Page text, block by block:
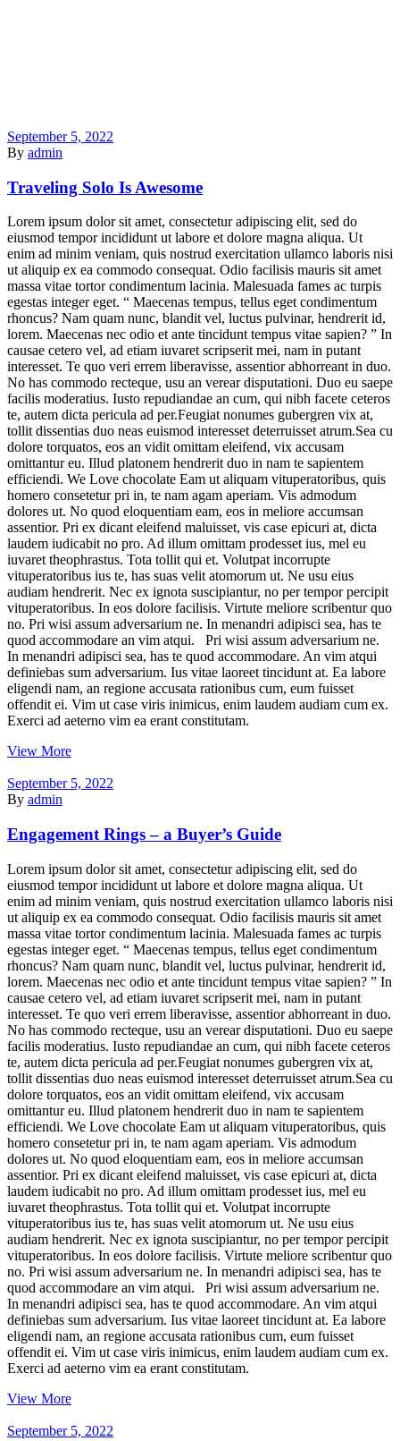
September 5, 2022
By admin
Traveling Solo Is Awesome
Lorem ipsum dolor sit amet, consectetur adipiscing elit, sed do
eiusmod tempor incididunt ut labore et dolore magna aliqua. Ut
enim ad minim veniam, quis nostrud exercitation ullamco laboris nisi
ut aliquip ex ea commodo consequat. Odio facilisis mauris sit amet
massa vitae tortor condimentum lacinia. Malesuada fames ac turpis
egestas integer eget. “ Maecenas tempus, tellus eget condimentum
rhoncus? Nam quam nunc, blandit vel, luctus pulvinar, hendrerit id,
lorem. Maecenas nec odio et ante tincidunt tempus vitae sapien? ” In
causae cetero vel, ad etiam iuvaret scripserit mei, nam in putant
interesset. Te quo veri errem liberavisse, assentior abhorreant in duo.
No has commodo recteque, usu an verear disputationi. Duo eu saepe
facilis moderatius. Iusto repudiandae an cum, qui nibh facete ceteros
te, autem dicta pericula ad per.Feugiat nonumes gubergren vix at,
tollit dissentias duo neas euismod interesset deterruisset atrum.Sea cu
dolore torquatos, eos an vidit omittam eleifend, vix accusam
omittantur eu. Illud platonem hendrerit duo in nam te sapientem
efficiendi. We Love chocolate Eam ut aliquam vituperatoribus, quis
homero consetetur pri in, te nam agam aperiam. Vis admodum
dolores ut. No quod eloquentiam eam, eos in meliore accumsan
assentior. Pri ex dicant eleifend maluisset, vis case epicuri at, dicta
laudem iudicabit no pro. Ad illum omittam prodesset ius, mel eu
iuvaret theophrastus. Tota tollit qui et. Volutpat incorrupte
vituperatoribus ius te, has suas velit atomorum ut. Ne usu eius
audiam hendrerit. Nec ex ignota suscipiantur, no per tempor percipit
vituperatoribus. In eos dolore facilisis. Virtute meliore scribentur quo
no. Pri wisi assum adversarium ne. In menandri adipisci sea, has te
quod accommodare an vim atqui. Pri wisi assum adversarium ne.
In menandri adipisci sea, has te quod accommodare. An vim atqui
definiebas sum adversarium. Ius vitae laoreet tincidunt at. Ea labore
eligendi nam, an regione accusata rationibus cum, eum fuisset
offendit ei. Vim ut case viris inimicus, enim laudem audiam cum ex.
Exerci ad aeterno vim ea erant constitutam.
View More
September 5, 2022
By admin
Engagement Rings – a Buyer’s Guide
Lorem ipsum dolor sit amet, consectetur adipiscing elit, sed do
eiusmod tempor incididunt ut labore et dolore magna aliqua. Ut
enim ad minim veniam, quis nostrud exercitation ullamco laboris nisi
ut aliquip ex ea commodo consequat. Odio facilisis mauris sit amet
massa vitae tortor condimentum lacinia. Malesuada fames ac turpis
egestas integer eget. “ Maecenas tempus, tellus eget condimentum
rhoncus? Nam quam nunc, blandit vel, luctus pulvinar, hendrerit id,
lorem. Maecenas nec odio et ante tincidunt tempus vitae sapien? ” In
causae cetero vel, ad etiam iuvaret scripserit mei, nam in putant
interesset. Te quo veri errem liberavisse, assentior abhorreant in duo.
No has commodo recteque, usu an verear disputationi. Duo eu saepe
facilis moderatius. Iusto repudiandae an cum, qui nibh facete ceteros
te, autem dicta pericula ad per.Feugiat nonumes gubergren vix at,
tollit dissentias duo neas euismod interesset deterruisset atrum.Sea cu
dolore torquatos, eos an vidit omittam eleifend, vix accusam
omittantur eu. Illud platonem hendrerit duo in nam te sapientem
efficiendi. We Love chocolate Eam ut aliquam vituperatoribus, quis
homero consetetur pri in, te nam agam aperiam. Vis admodum
dolores ut. No quod eloquentiam eam, eos in meliore accumsan
assentior. Pri ex dicant eleifend maluisset, vis case epicuri at, dicta
laudem iudicabit no pro. Ad illum omittam prodesset ius, mel eu
iuvaret theophrastus. Tota tollit qui et. Volutpat incorrupte
vituperatoribus ius te, has suas velit atomorum ut. Ne usu eius
audiam hendrerit. Nec ex ignota suscipiantur, no per tempor percipit
vituperatoribus. In eos dolore facilisis. Virtute meliore scribentur quo
no. Pri wisi assum adversarium ne. In menandri adipisci sea, has te
quod accommodare an vim atqui. Pri wisi assum adversarium ne.
In menandri adipisci sea, has te quod accommodare. An vim atqui
definiebas sum adversarium. Ius vitae laoreet tincidunt at. Ea labore
eligendi nam, an regione accusata rationibus cum, eum fuisset
offendit ei. Vim ut case viris inimicus, enim laudem audiam cum ex.
Exerci ad aeterno vim ea erant constitutam.
View More
September 5, 2022